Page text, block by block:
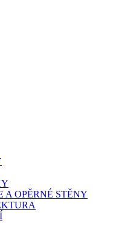
A OPĚRNÉ STĚNY